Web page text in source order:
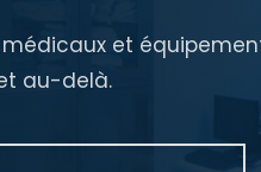
médicaux et
au-delà.